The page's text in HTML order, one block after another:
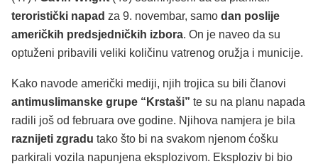
teroristički napad za 9. novembar, samo dan poslije
američkih predsjedničkih izbora. On je naveo da su
optuženi pribavili veliki količinu vatrenog oružja i municije.
Kako navode američki mediji, njih trojica su bili članovi
antimuslimanske grupe “Krstaši” te su na planu napada
radili još od februara ove godine. Njihova namjera je bila
raznijeti zgradu tako što bi na svakom njenom ćošku
parkirali vozila napunjena eksplozivom. Eksploziv bi bio